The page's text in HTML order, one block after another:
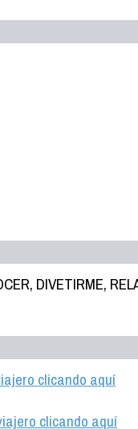
DIVETIRME,
clicando aquí
clicando aquí